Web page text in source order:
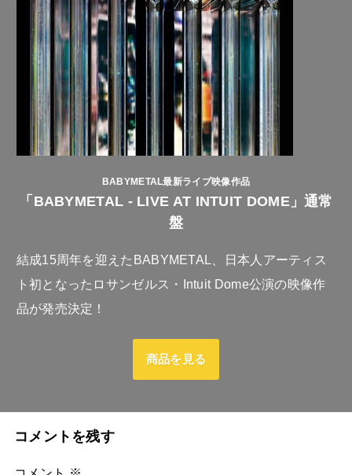
BABYMETAL最新ライブ映像作品
「BABYMETAL - LIVE AT INTUIT DOME」通常
盤
結成15周年を迎えたBABYMETAL、日本人アーティス
ト初となったロサンゼルス・Intuit Dome公演の映像作
品が発売決定！
商品を見る
コメントを残す